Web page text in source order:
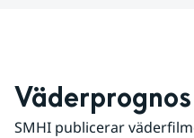
Väderprognos
SMHI publicerar